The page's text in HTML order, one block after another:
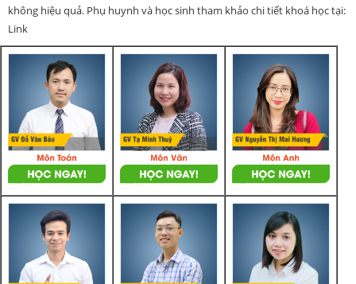
không hiệu quả. Phụ huynh và học sinh tham khảo chi tiết khoá học tại:
Link